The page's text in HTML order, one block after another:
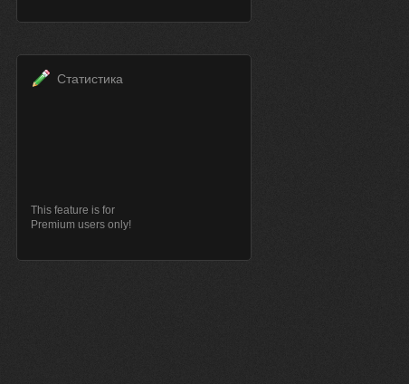
Статистика
This feature is for
Premium users only!